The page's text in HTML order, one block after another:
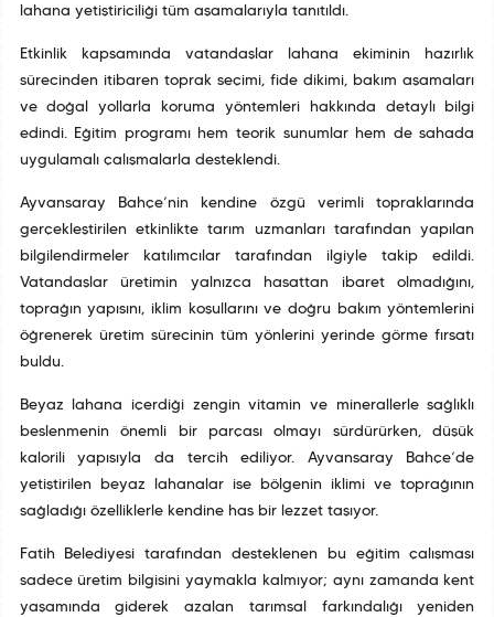
lahana yetiştiriciliği tüm aşamalarıyla tanıtıldı.
Etkinlik kapsamında vatandaşlar lahana ekiminin hazırlık
sürecinden itibaren toprak seçimi, fide dikimi, bakım aşamaları
ve doğal yollarla koruma yöntemleri hakkında detaylı bilgi
edindi. Eğitim programı hem teorik sunumlar hem de sahada
uygulamalı çalışmalarla desteklendi.
Ayvansaray Bahçe’nin kendine özgü verimli topraklarında
gerçekleştirilen etkinlikte tarım uzmanları tarafından yapılan
bilgilendirmeler katılımcılar tarafından ilgiyle takip edildi.
Vatandaşlar üretimin yalnızca hasattan ibaret olmadığını,
toprağın yapısını, iklim koşullarını ve doğru bakım yöntemlerini
öğrenerek üretim sürecinin tüm yönlerini yerinde görme fırsatı
buldu.
Beyaz lahana içerdiği zengin vitamin ve minerallerle sağlıklı
beslenmenin önemli bir parçası olmayı sürdürürken, düşük
kalorili yapısıyla da tercih ediliyor. Ayvansaray Bahçe’de
yetiştirilen beyaz lahanalar ise bölgenin iklimi ve toprağının
sağladığı özelliklerle kendine has bir lezzet taşıyor.
Fatih Belediyesi tarafından desteklenen bu eğitim çalışması
sadece üretim bilgisini yaymakla kalmıyor; aynı zamanda kent
yaşamında giderek azalan tarımsal farkındalığı yeniden